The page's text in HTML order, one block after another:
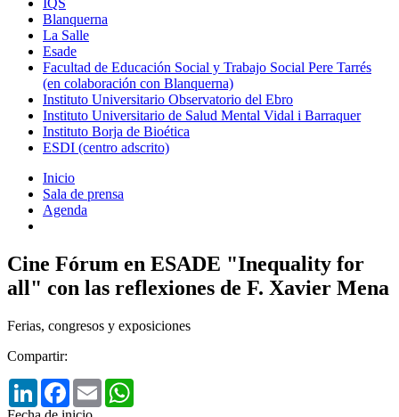
Blanquerna
La Salle
Esade
Facultad de Educación Social y Trabajo Social Pere Tarrés
(en colaboración con Blanquerna)
Instituto Universitario Observatorio del Ebro
Instituto Universitario de Salud Mental Vidal i Barraquer
Instituto Borja de Bioética
ESDI (centro adscrito)
Inicio
Sala de prensa
Agenda
Cine Fórum en ESADE "Inequality for
all" con las reflexiones de F. Xavier Mena
Ferias, congresos y exposiciones
Compartir:
LinkedInFacebook
Email